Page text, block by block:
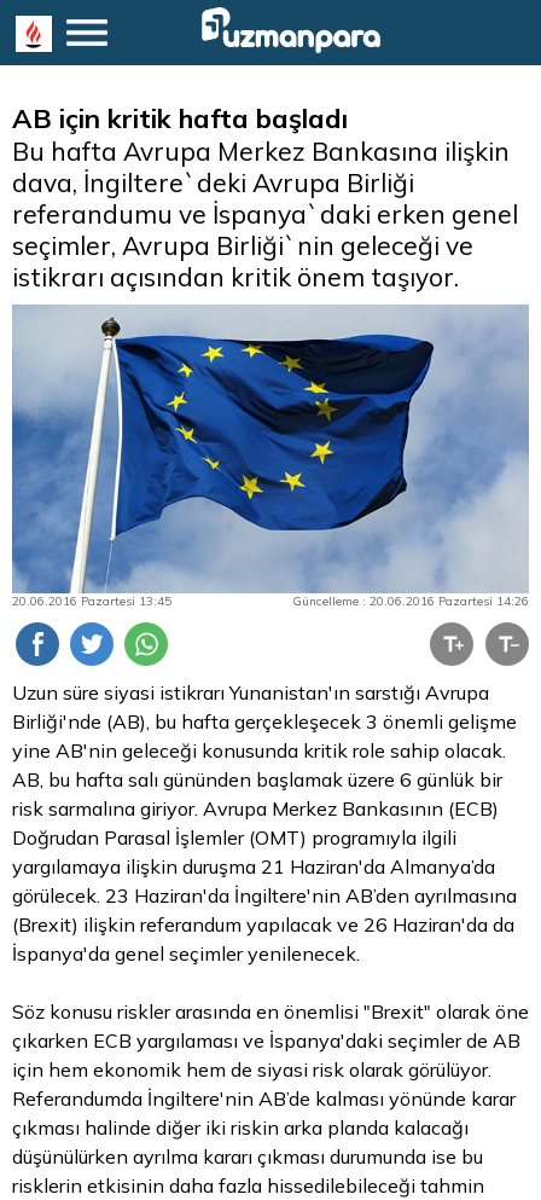
AB için kritik hafta başladı
Bu hafta Avrupa Merkez Bankasına ilişkin
dava, İngiltere`deki Avrupa Birliği
referandumu ve İspanya`daki erken genel
seçimler, Avrupa Birliği`nin geleceği ve
istikrarı açısından kritik önem taşıyor.
20.06.2016 Pazartesi 13:45 Güncelleme : 20.06.2016 Pazartesi 14:26
Uzun süre siyasi istikrarı Yunanistan'ın sarstığı Avrupa
Birliği'nde (AB), bu hafta gerçekleşecek 3 önemli gelişme
yine AB'nin geleceği konusunda kritik role sahip olacak.
AB, bu hafta salı gününden başlamak üzere 6 günlük bir
risk sarmalına giriyor. Avrupa Merkez Bankasının (ECB)
Doğrudan Parasal İşlemler (OMT) programıyla ilgili
yargılamaya ilişkin duruşma 21 Haziran'da Almanya’da
görülecek. 23 Haziran'da İngiltere'nin AB’den ayrılmasına
(Brexit) ilişkin referandum yapılacak ve 26 Haziran'da da
İspanya'da genel seçimler yenilenecek.
Söz konusu riskler arasında en önemlisi "Brexit" olarak öne
çıkarken ECB yargılaması ve İspanya'daki seçimler de AB
için hem ekonomik hem de siyasi risk olarak görülüyor.
Referandumda İngiltere'nin AB’de kalması yönünde karar
çıkması halinde diğer iki riskin arka planda kalacağı
düşünülürken ayrılma kararı çıkması durumunda ise bu
risklerin etkisinin daha fazla hissedilebileceği tahmin